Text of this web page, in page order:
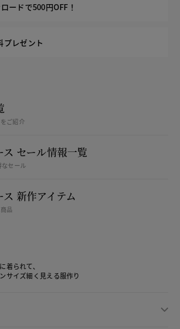
ードで500円OFF！
プレゼント
ご紹介
ス セール情報一覧
セール
ス 新作アイテム
品
着られて、
サイズ細く見える服作り